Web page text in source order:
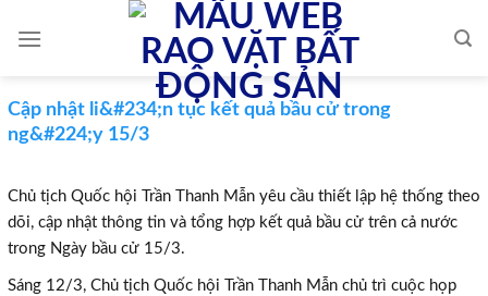
Cập nhật li&#234;n tục kết quả bầu cử trong
ng&#224;y 15/3
Chủ tịch Quốc hội Trần Thanh Mẫn yêu cầu thiết lập hệ thống theo
dõi, cập nhật thông tin và tổng hợp kết quả bầu cử trên cả nước
trong Ngày bầu cử 15/3.
Sáng 12/3, Chủ tịch Quốc hội Trần Thanh Mẫn chủ trì cuộc họp